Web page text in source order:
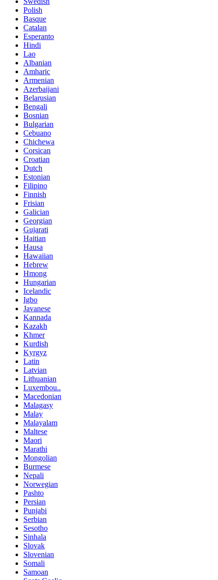
Polish
Basque
Catalan
Esperanto
Hindi
Lao
Albanian
Amharic
Armenian
Azerbaijani
Belarusian
Bengali
Bosnian
Bulgarian
Cebuano
Chichewa
Corsican
Croatian
Dutch
Estonian
Filipino
Finnish
Frisian
Galician
Georgian
Gujarati
Haitian
Hausa
Hawaiian
Hebrew
Hmong
Hungarian
Icelandic
Igbo
Javanese
Kannada
Kazakh
Khmer
Kurdish
Kyrgyz
Latin
Latvian
Lithuanian
Luxembou..
Macedonian
Malagasy
Malay
Malayalam
Maltese
Maori
Marathi
Mongolian
Burmese
Nepali
Norwegian
Pashto
Persian
Punjabi
Serbian
Sesotho
Sinhala
Slovak
Slovenian
Somali
Samoan